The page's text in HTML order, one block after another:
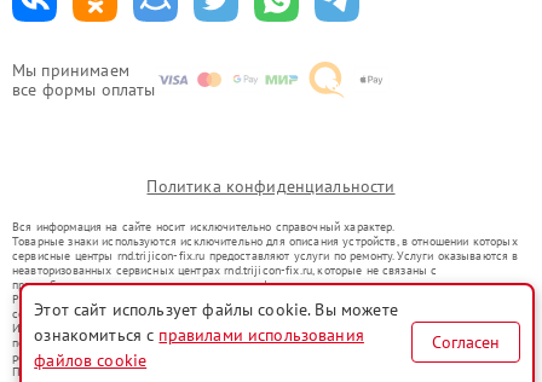
Мы принимаем
все формы оплаты
Политика конфиденциальности
Вся информация на сайте носит исключительно справочный характер.
Товарные знаки используются исключительно для описания устройств, в отношении которых
сервисные центры rnd.trijicon-fix.ru предоставляют услуги по ремонту. Услуги оказываются в
неавторизованных сервисных центрах rnd.trijicon-fix.ru, которые не связаны с
правообладателями товарных знаков или их официальными представителями.
Ремонт осуществляется для устройств, уже введенных в гражданский оборот в соответствии
со статьей 1487 ГК РФ.
Использование товарных знаков не преследует цели индивидуализации услуг или введения
потребителей в заблуждение, а служит для информирования о предоставляемых услугах по
ремонту техники указанных брендов.
Представленная на сайте информация не является публичной офертой, определяемой
Этот сайт использует файлы cookie. Вы можете
ознакомиться с правилами использования
файлов cookie
Согласен